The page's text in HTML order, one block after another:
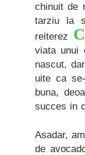
chinuit de
tarziu la
reiterez
viata unui
nascut,
uite ca
buna,
succes in
Asadar,
de